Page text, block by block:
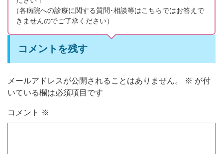
（各病院への診療に関する質問･相談等はこちらではお答えで
きませんのでご了承ください）
コメントを残す
メールアドレスが公開されることはありません。 ※ が付
いている欄は必須項目です
コメント ※